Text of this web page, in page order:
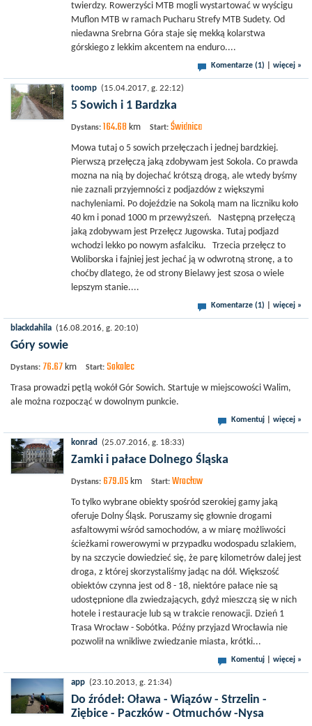
twierdzy. Rowerzyści MTB mogli wystartować w wyścigu
Muflon MTB w ramach Pucharu Strefy MTB Sudety. Od
niedawna Srebrna Góra staje się mekką kolarstwa
górskiego z lekkim akcentem na enduro....
Komentarze (1) więcej »
toomp (15.04.2017, g. 22:12)
5 Sowich i 1 Bardzka
Dystans: 164.68 km Start: Świdnica
Mowa tutaj o 5 sowich przełęczach i jednej bardzkiej.
Pierwszą przełęczą jaką zdobywam jest Sokola. Co prawda
mozna na nią by dojechać krótszą drogą, ale wtedy byśmy
nie zaznali przyjemności z podjazdów z większymi
nachyleniami. Po dojeździe na Sokolą mam na liczniku koło
40 km i ponad 1000 m przewyższeń. Następną przełęczą
jaką zdobywam jest Przełęcz Jugowska. Tutaj podjazd
wchodzi lekko po nowym asfalciku. Trzecia przełęcz to
Woliborska i fajniej jest jechać ją w odwrotną stronę, a to
choćby dlatego, że od strony Bielawy jest szosa o wiele
lepszym stanie....
Komentarze (1) więcej »
blackdahila (16.08.2016, g. 20:10)
Góry sowie
Dystans: 76.67 km Start: Sokolec
Trasa prowadzi pętlą wokół Gór Sowich. Startuje w miejscowości Walim,
ale można rozpocząć w dowolnym punkcie.
Komentuj więcej »
konrad (25.07.2016, g. 18:33)
Zamki i pałace Dolnego Śląska
Dystans: 679.05 km Start: Wrocław
To tylko wybrane obiekty spośród szerokiej gamy jaką
oferuje Dolny Śląsk. Poruszamy się głownie drogami
asfaltowymi wśród samochodów, a w miarę możliwości
ścieżkami rowerowymi w przypadku wodospadu szlakiem,
by na szczycie dowiedzieć się, że parę kilometrów dalej jest
droga, z której skorzystaliśmy jadąc na dół. Większość
obiektów czynna jest od 8 - 18, niektóre pałace nie są
udostępnione dla zwiedzających, gdyż mieszczą się w nich
hotele i restauracje lub są w trakcie renowacji. Dzień 1
Trasa Wrocław - Sobótka. Późny przyjazd Wrocławia nie
pozwolił na wnikliwe zwiedzanie miasta, krótki...
Komentuj więcej »
app (23.10.2013, g. 21:34)
Do źródeł: Oława - Wiązów - Strzelin -
Ziębice - Paczków - Otmuchów -Nysa